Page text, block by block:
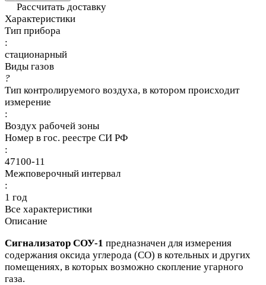
Рассчитать доставку
Характеристики
Тип прибора
:
стационарный
Виды газов
?
Тип контролируемого воздуха, в котором происходит
измерение
:
Воздух рабочей зоны
Номер в гос. реестре СИ РФ
:
47100-11
Межповерочный интервал
:
1 год
Все характеристики
Описание
Сигнализатор СОУ-1 предназначен для измерения
содержания оксида углерода (СО) в котельных и других
помещениях, в которых возможно скопление угарного
газа.